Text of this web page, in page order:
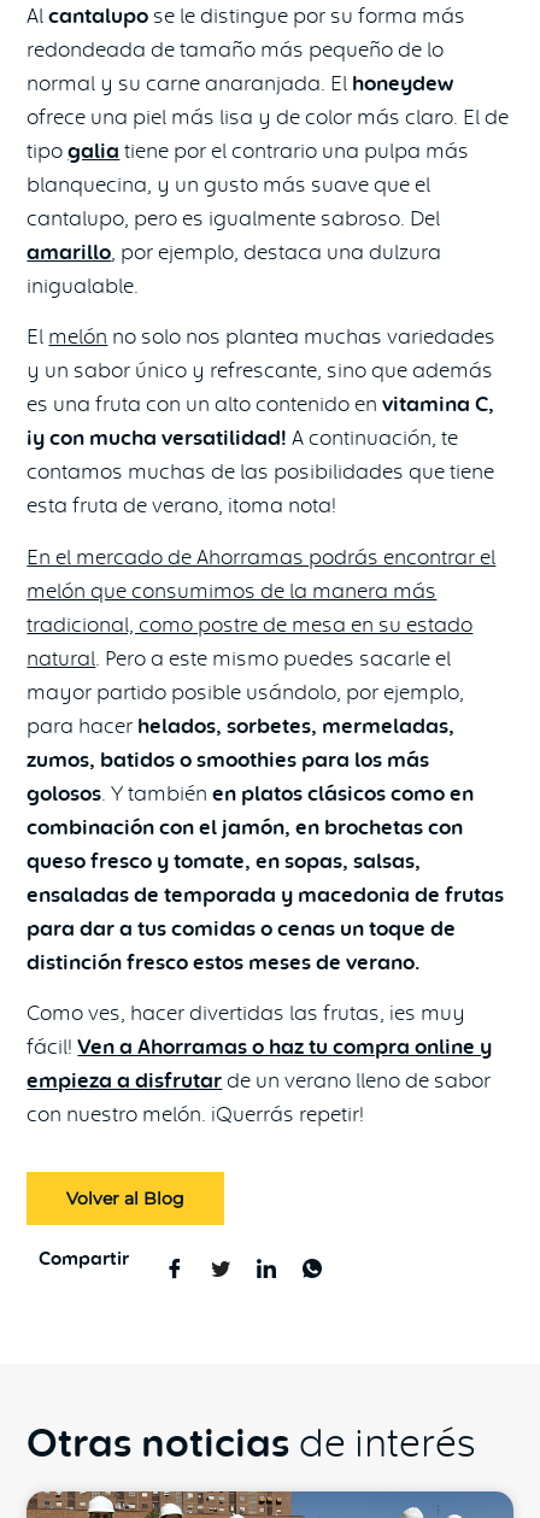
Alcantalupo se le distingue por su forma más
redondeada de tamaño más pequeño de lo
normal y su carne anaranjada. El honeydew
ofrece una piel más lisa y de color más claro. El de
tipogalia tiene por el contrario una pulpa más
blanquecina, y un gusto más suave que el
cantalupo, pero es igualmente sabroso. Del
amarillo , por ejemplo, destaca una dulzura
inigualable.
El melón no solo nos plantea muchas variedades
y un sabor único y refrescante, sino que además
es una fruta con un alto contenido envitamina C,
¡y con mucha versatilidad!A continuación, te
contamos muchas de las posibilidades que tiene
esta fruta de verano, ¡toma nota!
En el mercado de Ahorramas podrás encontrar el
melón que consumimos de la manera más
tradicional, como postre de mesa en su estado
natural . Pero a este mismo puedes sacarle el
mayor partido posible usándolo, por ejemplo,
para hacer helados, sorbetes, mermeladas,
zumos, batidos o smoothies para los más
golosos . Y tambiénen platos clásicos como en
combinación con el jamón, en brochetas con
queso fresco y tomate, en sopas, salsas,
ensaladas de temporada y macedonia de frutas
para dar a tus comidas o cenas un toque de
distinción fresco estos mesesde verano.
Como ves, hacer divertidas las frutas, ¡es muy
fácil!Ven a Ahorramas o haz tu compra online y
empieza a disfrutarde un verano lleno de sabor
con nuestro melón. ¡Querrás repetir!
Volver al Blog
Compartir
Otras noticias de interés